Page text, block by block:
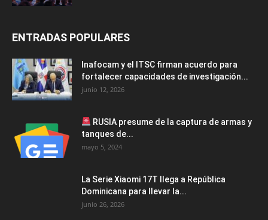
ENTRADAS POPULARES
Inafocam y el ITSC firman acuerdo para
fortalecer capacidades de investigación...
junio 12, 2026
RUSIA presume de la captura de armas y
tanques de...
mayo 5, 2024
La Serie Xiaomi 17T llega a República
Dominicana para llevar la...
junio 26, 2026